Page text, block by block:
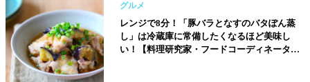
グルメ
レンジで8分！「豚バラとなすのバタぽん蒸
し」は冷蔵庫に常備したくなるほど美味し
い！【料理研究家・フードコーディネーター